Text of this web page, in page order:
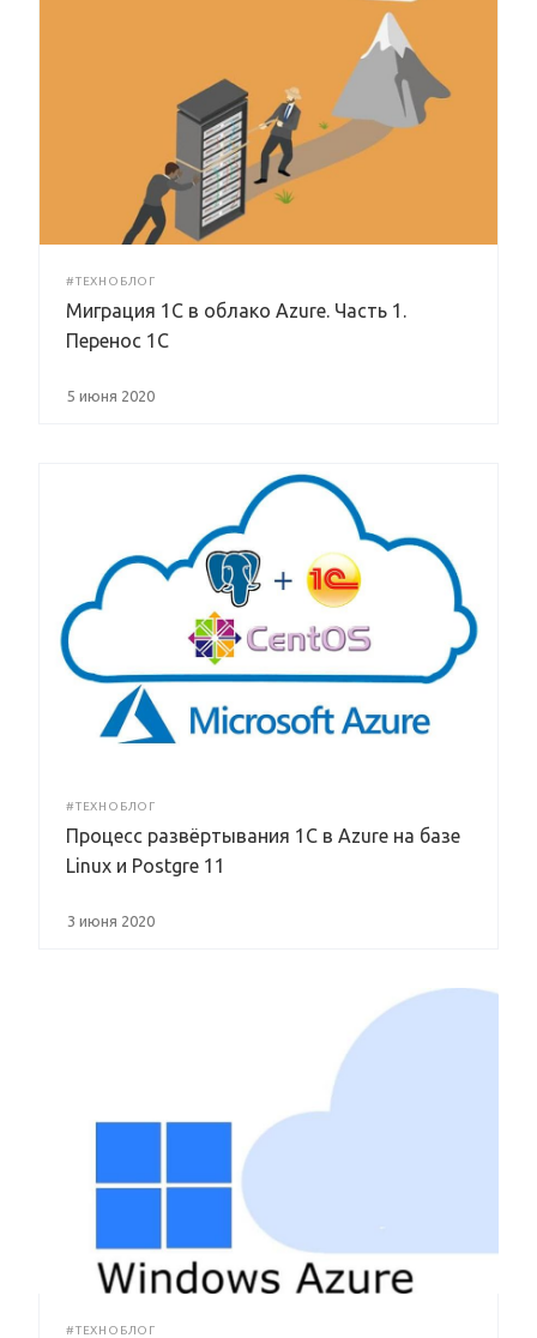
#ТЕХНОБЛОГ
Миграция 1С в облако Azure. Часть 1.
Перенос 1С
5 июня 2020
#ТЕХНОБЛОГ
Процесс развёртывания 1С в Azure на базе
Linux и Postgre 11
3 июня 2020
#ТЕХНОБЛОГ